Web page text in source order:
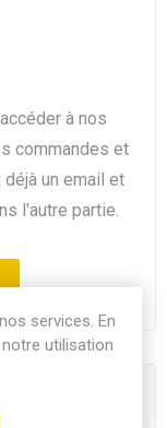
à nos
commandes et
un email et
l'autre partie.
services. En
utilisation